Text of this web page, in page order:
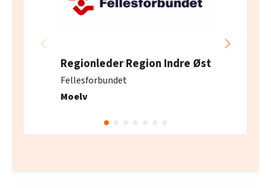
Regionleder Region Indre Øst
Fellesforbundet
Moelv